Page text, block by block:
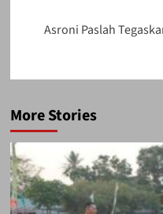
Asroni Paslah
More Stories